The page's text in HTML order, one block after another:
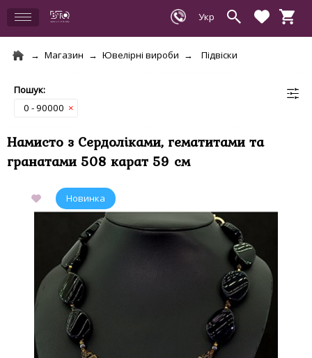
Магазин Ювелірні вироби Підвіски
0 - 90000 ×
Намисто з Сердоліками, гематитами та
гранатами 508 карат 59 см